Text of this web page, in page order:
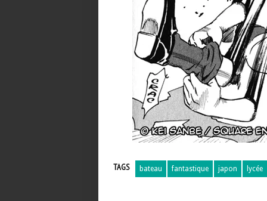
TAGS bateau fantastique japon lycée